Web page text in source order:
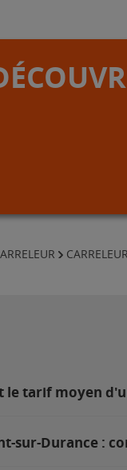
le tarif moyen
sur-Durance :